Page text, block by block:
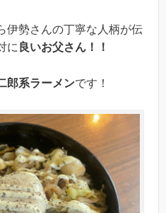
伊勢さんの丁寧な人柄が伝
に 良いお父さん！！
郎系ラーメンです！